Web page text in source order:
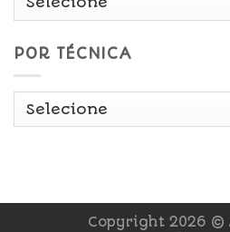
POR TÉCNICA
Copyright 2026 ©